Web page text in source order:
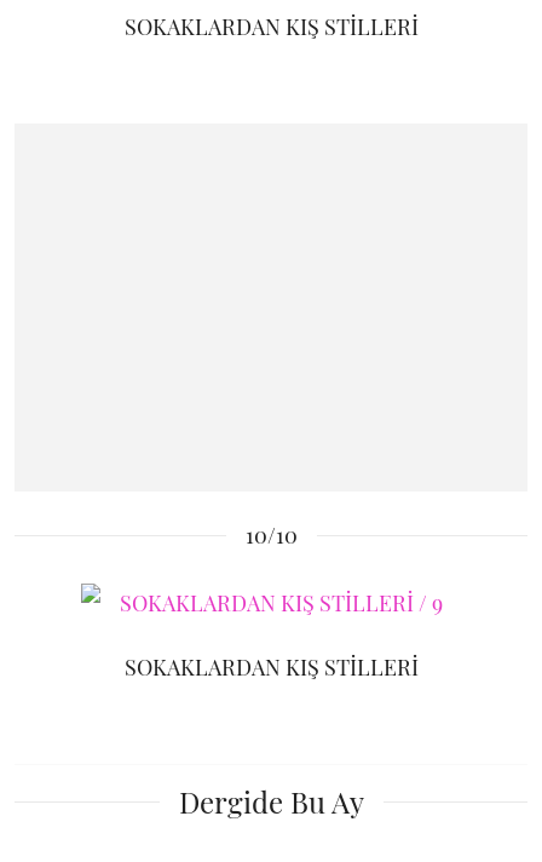
SOKAKLARDAN KIŞ STİLLERİ
10/10
SOKAKLARDAN KIŞ STİLLERİ
Dergide Bu Ay